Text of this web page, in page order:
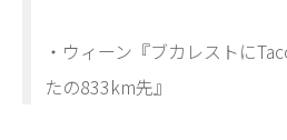
・ウィーン『ブカレストに
たの833km先』